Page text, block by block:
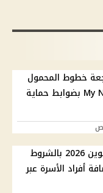
خطوط المحمول
المسجلة باسمك عبر My NTRA بضوابط حماية
خطوات تحديث بطاقة التموين 2026 بالشروط
أفراد الأسرة عبر